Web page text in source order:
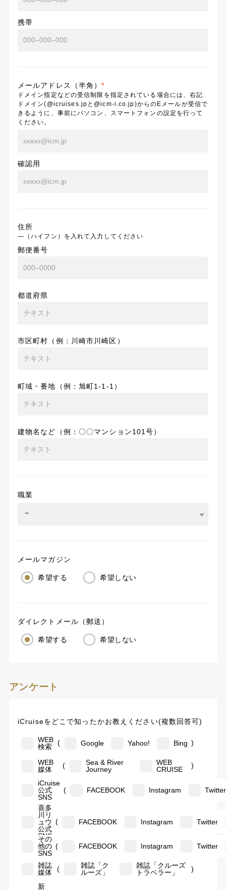
携帯
メールアドレス（半角）*
ドメイン指定などの受信制限を指定されている場合には、右記
ドメイン(@icruises.jpと@icm-i.co.jp)からのEメールが受信で
きるように、事前にパソコン、スマートフォンの設定を行って
ください。
確認用
住所
―（ハイフン）を入れて入力してください
郵便番号
都道府県
市区町村（例：川崎市川崎区）
町域・番地（例：旭町1-1-1）
建物名など（例：〇〇マンション101号）
職業
メールマガジン
希望する 希望しない
ダイレクトメール（郵送）
希望する 希望しない
アンケート
iCruiseをどこで知ったかお教えください(複数回答可)
WEB
検索
( Google Yahoo! Bing )
WEB
媒体
(
Sea & River
Journey
WEB
CRUISE
)
iCruise
公式
SNS
( FACEBOOK Instagram Twitter
喜多
川リ
ュウ
公式
SNS
( FACEBOOK Instagram Twitter
その
他の
SNS
( FACEBOOK Instagram Twitter
雑誌
媒体
(
雑誌「ク
ルーズ」
雑誌「クルーズ
トラベラー」
)
新